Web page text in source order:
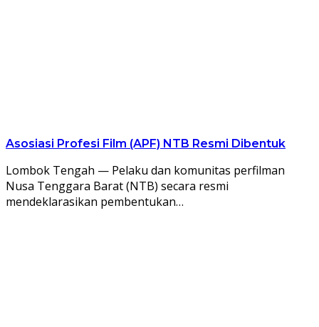
Asosiasi Profesi Film (APF) NTB Resmi Dibentuk
Lombok Tengah — Pelaku dan komunitas perfilman
Nusa Tenggara Barat (NTB) secara resmi
mendeklarasikan pembentukan…